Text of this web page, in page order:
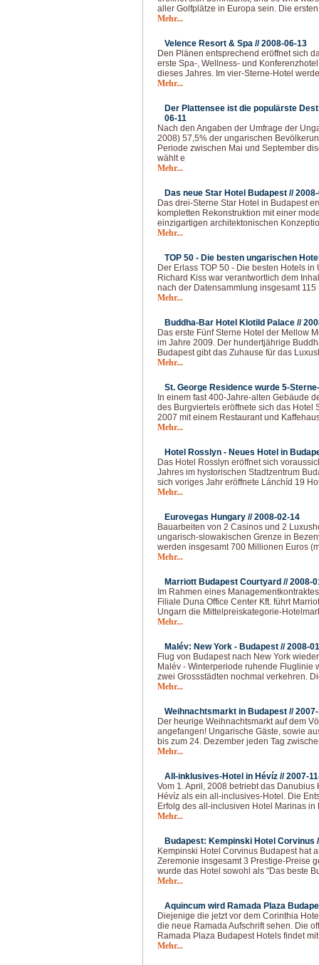
aller Golfplätze in Europa sein. Die
Mehr...
Velence Resort & Spa //2008-06-13
Den Plänen entsprechend eröffnet sich
erste Spa-, Wellness- und
dieses Jahres. Im vier-Sterne-Hotel
Mehr...
Der Plattensee ist die populärste
06-11
Nach den Angaben der Umfrage der
2008) 57,5% der ungarischen
Periode zwischen Mai und September
wählt e
Mehr...
Das neue Star Hotel Budapest //
Das drei-Sterne Star Hotel in Budapest
kompletten Rekonstruktion mit einer
einzigartigen architektonischen
Mehr...
TOP 50 - Die besten ungarischen
Der Erlass TOP 50 - Die besten Hotels
Richard Kiss war verantwortlich dem
nach der Datensammlung insgesamt
Mehr...
Buddha-Bar Hotel Klotild Palace //
Das erste Fünf Sterne Hotel der Mellow
im Jahre 2009. Der hundertjährige
Budapest gibt das Zuhause für das
Mehr...
St. George Residence wurde 5-
In einem fast 400-Jahre-alten Gebäude
des Burgviertels eröffnete sich das Hotel
2007 mit einem Restaurant und
Mehr...
Hotel Rosslyn - Neues Hotel in
Das Hotel Rosslyn eröffnet sich
Jahres im hystorischen Stadtzentrum
sich voriges Jahr eröffnete Lánchíd 19
Mehr...
Eurovegas Hungary //2008-02-14
Bauarbeiten von 2 Casinos und 2
ungarisch-slowakischen Grenze in
werden insgesamt 700 Millionen Euros
Mehr...
Marriott Budapest Courtyard //2008-
Im Rahmen eines
Filiale Duna Office Center Kft. führt
Ungarn die Mittelpreiskategorie-
Mehr...
Malév: New York - Budapest //2008-
Flug von Budapest nach New York
Malév - Winterperiode ruhende Fluglinie
zwei Grossstädten nochmal verkehren.
Mehr...
Weihnachtsmarkt in Budapest //
Der heurige Weihnachtsmarkt auf dem
angefangen! Ungarische Gäste, sowie
bis zum 24. Dezember jeden Tag
Mehr...
All-inklusives-Hotel in Hévíz //2007-
Vom 1. April, 2008 betriebt das Danubius
Hévíz als ein all-inclusives-Hotel. Die
Erfolg des all-inclusiven Hotel Marinas in
Mehr...
Budapest: Kempinski Hotel Corvinus
Kempinski Hotel Corvinus Budapest hat
Zeremonie insgesamt 3 Prestige-Preise
wurde das Hotel sowohl als "Das beste
Mehr...
Aquincum wird Ramada Plaza
Diejenige die jetzt vor dem Corinthia
die neue Ramada Aufschrift sehen. Die
Ramada Plaza Budapest Hotels findet
Mehr...